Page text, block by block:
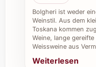
Salaten und
Tipps für
Geschenkideen
Bolgheri ist weder
Weinstil. Aus dem
Toskana kommen
Weine, lange
Weissweine aus
Weiterlesen